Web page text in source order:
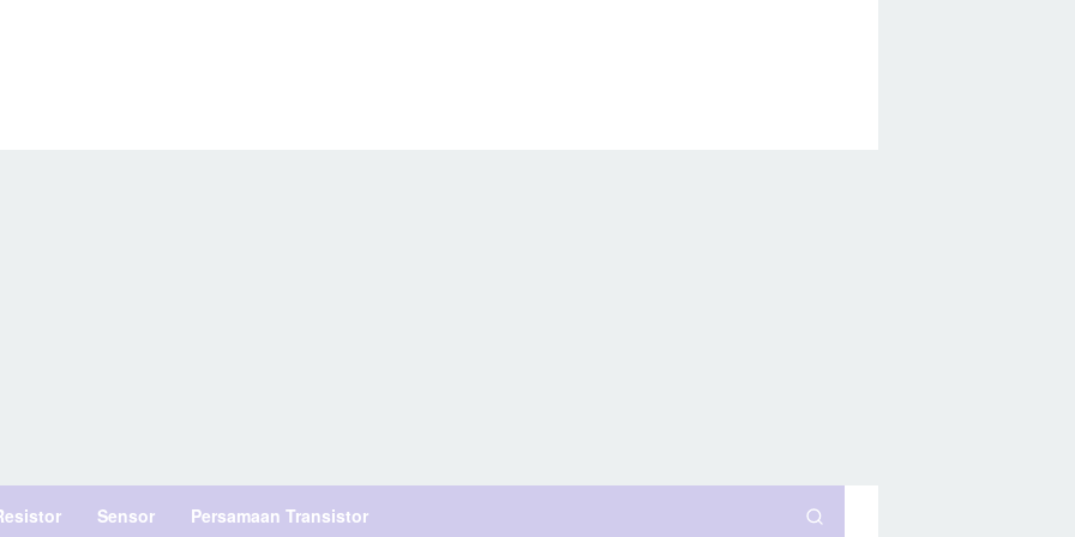
Sensor Persamaan Transistor